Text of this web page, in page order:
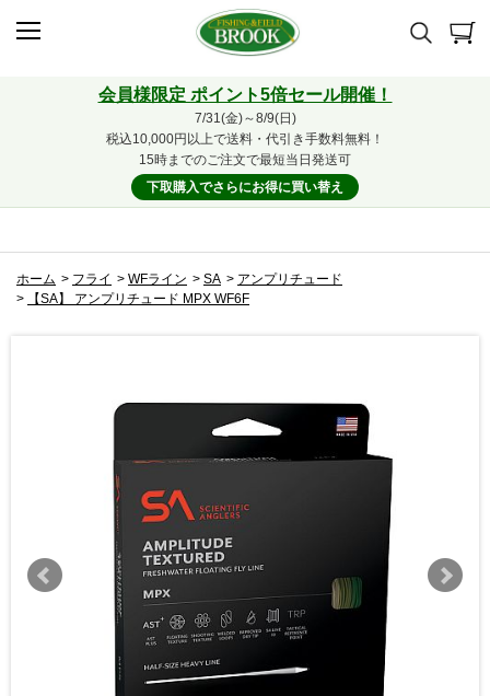
会員様限定 ポイント5倍セール開催！
7/31(金)～8/9(日)
税込10,000円以上で送料・代引き手数料無料！
15時までのご注文で最短当日発送可
下取購入でさらにお得に買い替え
ホーム > フライ > WFライン > SA > アンプリチュード
>
【SA】 アンプリチュード MPX WF6F